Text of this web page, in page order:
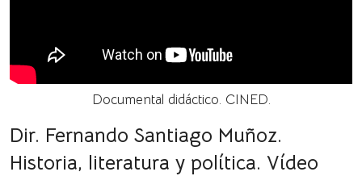
Documental didáctico. CINED.
Dir. Fernando Santiago Muñoz.
Historia, literatura y política. Vídeo